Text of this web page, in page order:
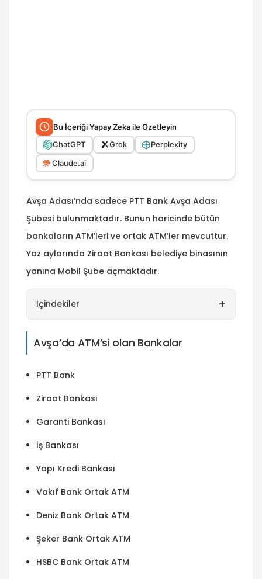
Bu İçeriği Yapay Zeka ile Özetleyin
ChatGPT
Grok
Perplexity
Claude.ai
Avşa Adası’nda sadece PTT Bank Avşa Adası
Şubesi bulunmaktadır. Bunun haricinde bütün
bankaların ATM’leri ve ortak ATM’ler mevcuttur.
Yaz aylarında Ziraat Bankası belediye binasının
yanına Mobil Şube açmaktadır.
İçindekiler +
Avşa’da ATM’si olan Bankalar
PTT Bank
Ziraat Bankası
Garanti Bankası
İş Bankası
Yapı Kredi Bankası
Vakıf Bank Ortak ATM
Deniz Bank Ortak ATM
Şeker Bank Ortak ATM
HSBC Bank Ortak ATM